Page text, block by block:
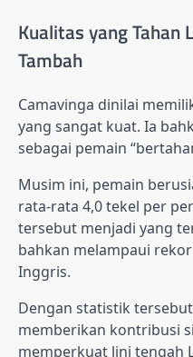
Kualitas yang Tahan
Tambah
Camavinga dinilai
yang sangat kuat. Ia
sebagai pemain
Musim ini, pemain
rata-rata 4,0 tekel per
tersebut menjadi yang
bahkan melampaui
Inggris.
Dengan statistik
memberikan kontribusi
memperkuat lini tengah